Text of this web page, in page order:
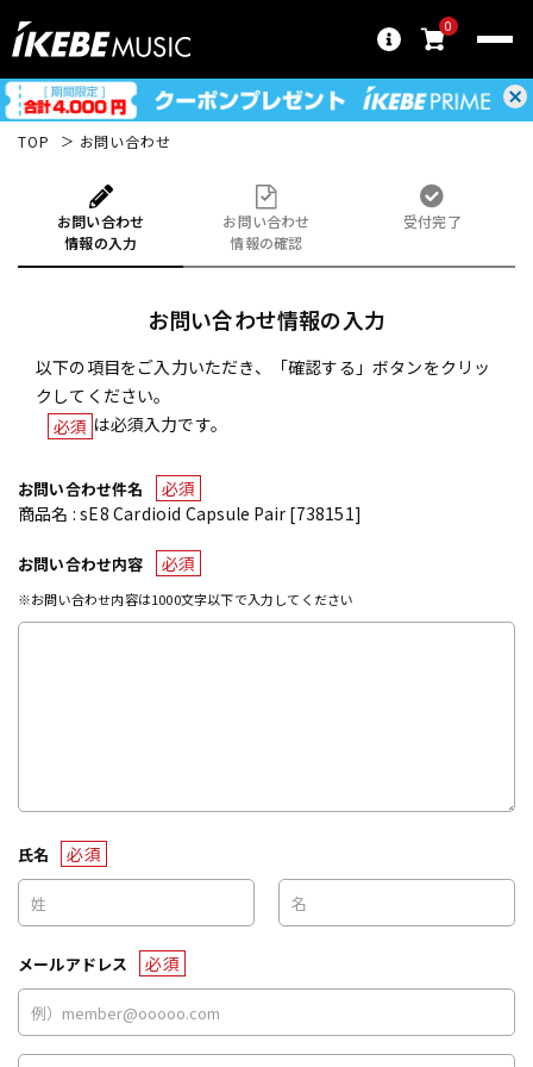
0
TOP お問い合わせ
お問い合わせ
情報の入力
お問い合わせ
情報の確認
受付完了
お問い合わせ情報の入力
以下の項目をご入力いただき、「確認する」ボタンをクリッ
クしてください。
必須 は必須入力です。
お問い合わせ件名
必須
商品名 : sE8 Cardioid Capsule Pair [738151]
お問い合わせ内容 必須
※お問い合わせ内容は1000文字以下で入力してください
氏名 必須
メールアドレス 必須